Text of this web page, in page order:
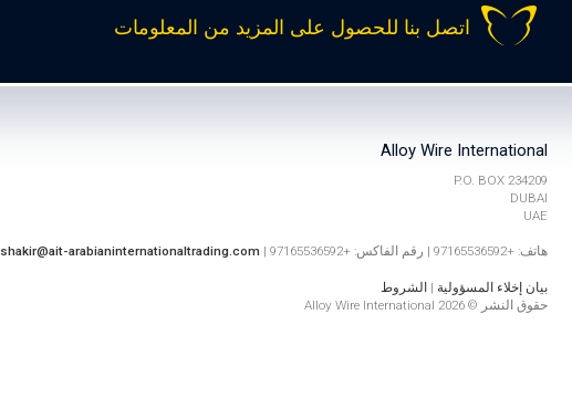
اتصل بنا للحصول على المزيد من المعلومات
Alloy Wire International
P.O. BOX 234209
DUBAI
UAE
هاتف: +97165536592 | رقم الفاكس: +97165536592 | shakir@ait-arabianinternationaltrading.com
بيان إخلاء المسؤولية | الشروط
حقوق النشر © 2026 Alloy Wire International